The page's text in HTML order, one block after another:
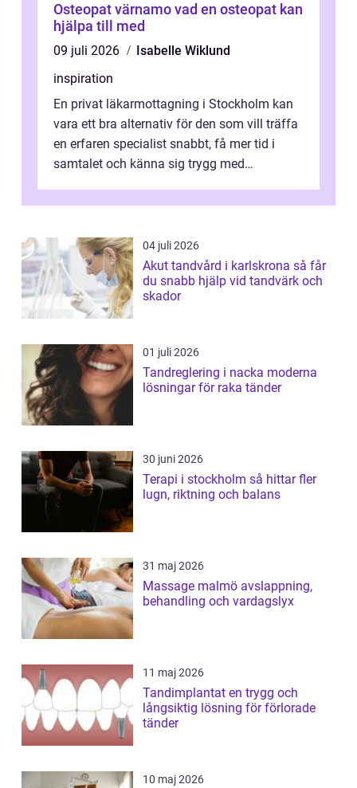
Osteopat värnamo vad en osteopat kan
hjälpa till med
09 juli 2026
Isabelle Wiklund
inspiration
En privat läkarmottagning i Stockholm kan
vara ett bra alternativ för den som vill träffa
en erfaren specialist snabbt, få mer tid i
samtalet och känna sig trygg med
04 juli 2026
Akut tandvård i karlskrona så får
du snabb hjälp vid tandvärk och
skador
01 juli 2026
Tandreglering i nacka moderna
lösningar för raka tänder
30 juni 2026
Terapi i stockholm så hittar fler
lugn, riktning och balans
31 maj 2026
Massage malmö avslappning,
behandling och vardagslyx
11 maj 2026
Tandimplantat en trygg och
långsiktig lösning för förlorade
tänder
10 maj 2026